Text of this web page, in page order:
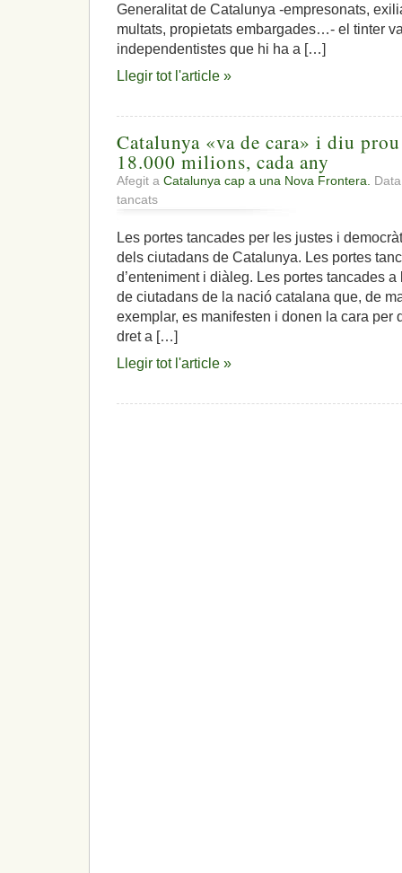
Generalitat de Catalunya -empresonats,
multats, propietats embargades…- el tinter
independentistes que hi ha a […]
Llegir tot l'article »
Catalunya «va de cara» i diu
18.000 milions, cada any
Afegit a Catalunya cap a una Nova Frontera.
tancats
Catalunya
de
cara»
i
prou
a
un
fiscal
Les portes tancades per les justes i
dels ciutadans de Catalunya. Les portes
d’enteniment i diàleg. Les portes tancades
de ciutadans de la nació catalana que, de
exemplar, es manifesten i donen la cara per
dret a […]
Llegir tot l'article »